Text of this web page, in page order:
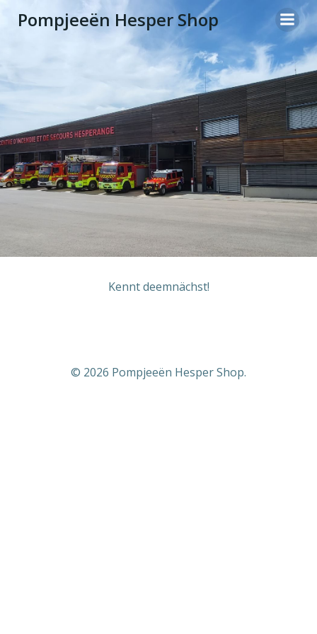
Inhalt
springen
Pompjeeën Hesper Shop
Kennt deemnächst!
© 2026 Pompjeeën Hesper Shop.